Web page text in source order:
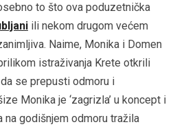
to što ova poduzetnička
ili nekom drugom većem
Naime, Monika i Domen
istraživanja Krete otkrili
se prepusti odmoru i
Monika je ‘zagrizla’ u koncept i
na godišnjem odmoru tražila